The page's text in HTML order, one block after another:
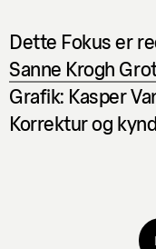
Dette Fokus er
Sanne Krogh
Grafik: Kasper
Korrektur og